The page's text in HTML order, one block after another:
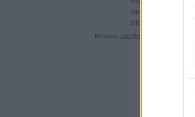
lapra, hanem
jelentésre mutasson!
Bővebben: http://hu.wikipedia.org/wiki/